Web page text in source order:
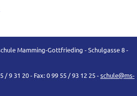
Mamming-Gottfrieding - Schulgasse 8 -
/ 9 31 20 - Fax: 0 99 55 / 93 12 25 -schule@ms-